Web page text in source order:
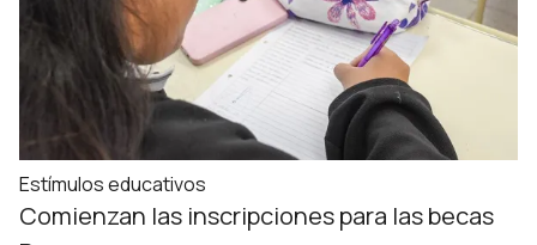
Estímulos educativos
Comienzan las inscripciones para las becas